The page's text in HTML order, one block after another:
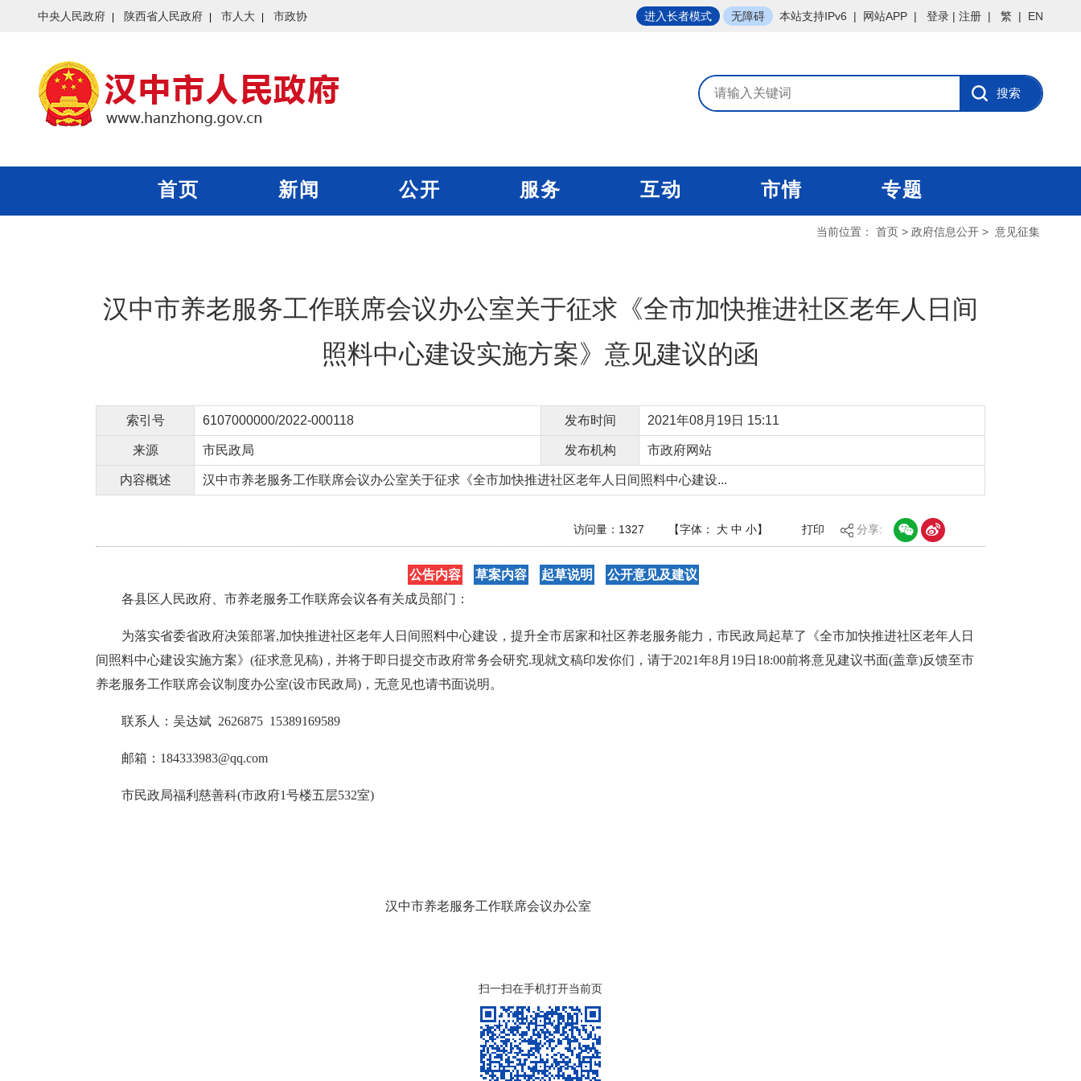
中央人民政府 陕西省人民政府 市人大 市政协 进入长者模式 无障碍 本站支持IPv6 | 网站APP | 登录 | 注册 | 繁 | EN
首页 新闻 公开 服务 互动 市情 专题
当前位置： 首页 > 政府信息公开 > 意见征集
汉中市养老服务工作联席会议办公室关于征求《全市加快推进社区老年人日间
照料中心建设实施方案》意见建议的函
索引号 6107000000/2022-000118 发布时间 2021年08月19日 15:11
来源 市民政局 发布机构 市政府网站
内容概述 汉中市养老服务工作联席会议办公室关于征求《全市加快推进社区老年人日间照料中心建设...
访问量： 1327 【字体： 大 中 小】 打印 分享:
公告内容 草案内容 起草说明
公开意见及建议
各县区人民政府、市养老服务工作联席会议各有关成员部门：
为落实省委省政府决策部署,加快推进社区老年人日间照料中心建设，提升全市居家和社区养老服务能力，市民政局起草了《全市加快推进社区老年人日
间照料中心建设实施方案》(征求意见稿)，并将于即日提交市政府常务会研究.现就文稿印发你们，请于2021年8月19日18:00前将意见建议书面(盖章)反馈至市
养老服务工作联席会议制度办公室(设市民政局)，无意见也请书面说明。
联系人：吴达斌 2626875 15389169589
邮箱：184333983@qq.com
市民政局福利慈善科(市政府1号楼五层532室)
汉中市养老服务工作联席会议办公室
扫一扫在手机打开当前页